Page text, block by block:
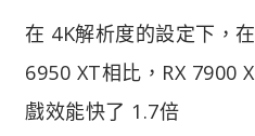
在 4K解析度的設定下，
6950 XT相比，RX 7900
戲效能快了 1.7倍